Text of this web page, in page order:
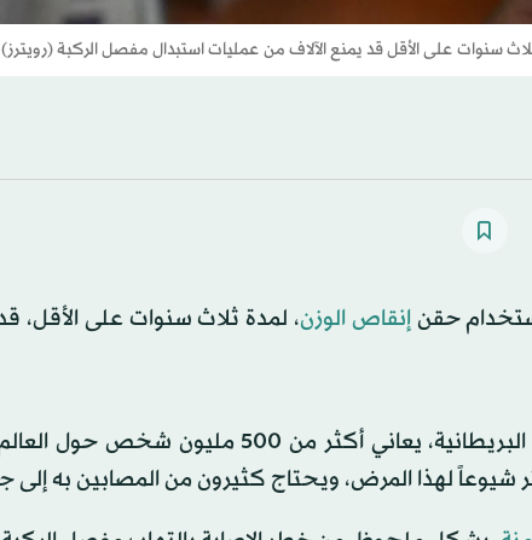
سنوات على الأقل قد يمنع الآلاف من عمليات استبدال مفصل الركبة (رويترز)
حقنإنقاص الوزن، لمدة ثلاث سنوات على الأقل،
أكثر من 500 مليون شخص حول العالم
شيوعاً لهذا المرض، ويحتاج كثيرون من المصابين به إلى